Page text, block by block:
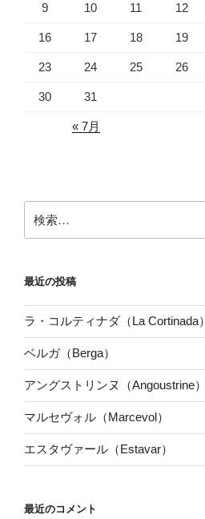
9 10 11 12
16 17 18 19
23 24 25 26
30 31
« 7月
索:
最近の投稿
ラ・コルティナダ（La Cortinada）
ベルガ（Berga）
アングストリンヌ（Angoustrine）
マルセヴォル（Marcevol）
エスタヴァール（Estavar）
最近のコメント